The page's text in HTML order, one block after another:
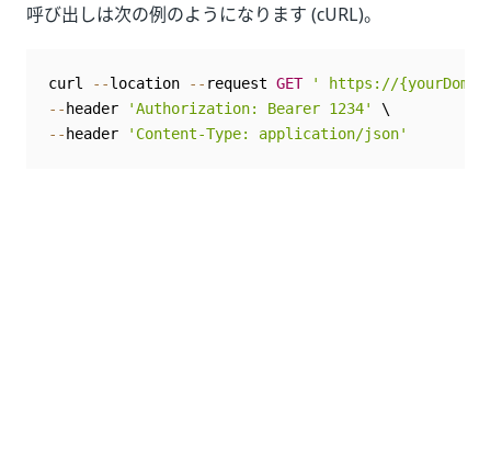
呼び出しは次の例のようになります (cURL)。
curl --location -- request GET
' https://
-- header 'Authorization: Bearer 1234'
-- header 'Content-Type: application/json'